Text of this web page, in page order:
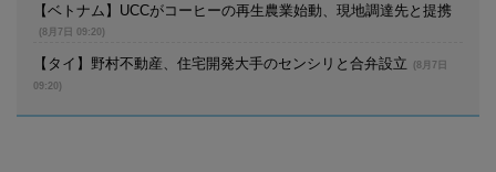
【ベトナム】UCCがコーヒーの再生農業始動、現地調達先と提携
(8月7日 09:20)
【タイ】野村不動産、住宅開発大手のセンシリと合弁設立
(8月7日
09:20)